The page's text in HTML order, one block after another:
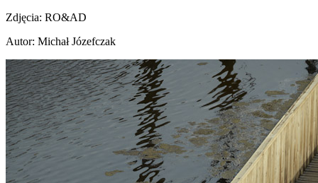
Zdjęcia: RO&AD
Autor: Michał Józefczak